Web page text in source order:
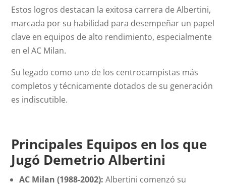
Estos logros destacan la exitosa carrera de Albertini,
marcada por su habilidad para desempeñar un papel
clave en equipos de alto rendimiento, especialmente
en el AC Milan.
Su legado como uno de los centrocampistas más
completos y técnicamente dotados de su generación
es indiscutible.
Principales Equipos en los que
Jugó Demetrio Albertini
AC Milan (1988-2002): Albertini comenzó su